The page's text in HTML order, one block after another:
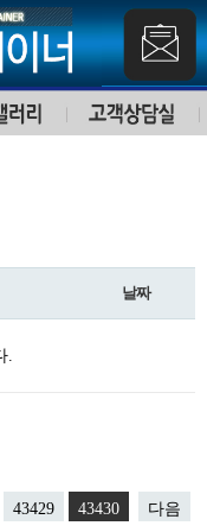
날짜
.
43429 43430
다음